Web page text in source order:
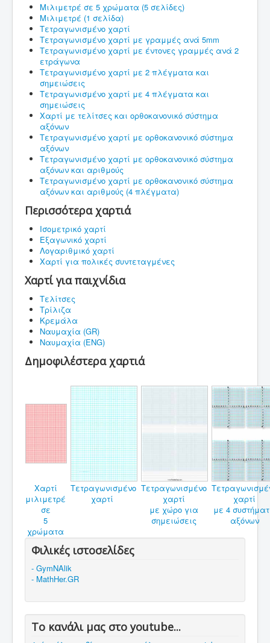
Μιλιμετρέ σε 5 χρώματα (5 σελίδες)
Μιλιμετρέ (1 σελίδα)
Τετραγωνισμένο χαρτί
Τετραγωνισμένο χαρτί με γραμμές ανά 5mm
Τετραγωνισμένο χαρτί με έντονες γραμμές ανά 2
ετράγωνα
Τετραγωνισμένο χαρτί με 2 πλέγματα και
σημειώσεις
Τετραγωνισμένο χαρτί με 4 πλέγματα και
σημειώσεις
Χαρτί με τελίτσες και ορθοκανονικό σύστημα
αξόνων
Τετραγωνισμένο χαρτί με ορθοκανονικό σύστημα
αξόνων
Τετραγωνισμένο χαρτί με ορθοκανονικό σύστημα
αξόνων και αριθμούς
Τετραγωνισμένο χαρτί με ορθοκανονικό σύστημα
αξόνων και αριθμούς (4 πλέγματα)
Περισσότερα χαρτιά
Ισομετρικό χαρτί
Εξαγωνικό χαρτί
Λογαριθμικό χαρτί
Χαρτί για πολικές συντεταγμένες
Χαρτί για παιχνίδια
Τελίτσες
Τρίλιζα
Κρεμάλα
Ναυμαχία (GR)
Ναυμαχία (ENG)
Δημοφιλέστερα χαρτιά
Χαρτί
μιλιμετρέ
σε
5
χρώματα
Τετραγωνισμένο
χαρτί
Τετραγωνισμένο
χαρτί
με χώρο για
σημειώσεις
χαρτί
με 4
αξόνων
Φιλικές ιστοσελίδες
- GymNAlik
- MathHer.GR
Το κανάλι μας στο youtube...